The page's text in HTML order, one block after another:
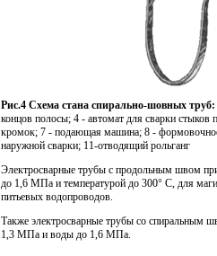
Рис.4 Схема стана спирально-шовных труб:
концов полосы; 4 - автомат для сварки
кромок; 7 - подающая машина; 8 - формовочное
наружной сварки; 11-отводящий рольганг
Электросварные трубы с продольным швом
до 1,6 МПа и температурой до 300° С, для
питьевых водопроводов.
Также электросварные трубы со спиральным
1,3 МПа и воды до 1,6 МПа.